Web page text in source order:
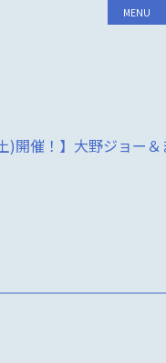
MENU
)開催！】大野ジョー